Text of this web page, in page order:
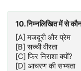
10. निम्नलिखित में से
[A] मजदूरी और प्रेम
[B] सच्ची वीरता
[C] फिर निराशा क्यों?
[D] आचरण की सभ्यता